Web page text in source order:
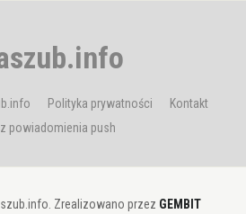
Polityka prywatności
Kontakt
powiadomienia push
Zrealizowano przez GEMBIT